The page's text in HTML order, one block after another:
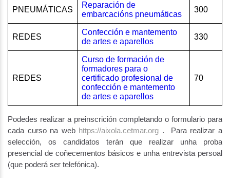
PNEUMÁTICAS
Reparación de
embarcacións pneumáticas
300
REDES
Confección e mantemento
de artes e aparellos
330
REDES
Curso de formación de
formadores para o
certificado profesional de
confección e mantemento
de artes e aparellos
70
Podedes realizar a preinscrición completando o formulario para
cada curso na web https://aixola.cetmar.org . Para realizar a
selección, os candidatos terán que realizar unha proba
presencial de coñecementos básicos e unha entrevista persoal
(que poderá ser telefónica).